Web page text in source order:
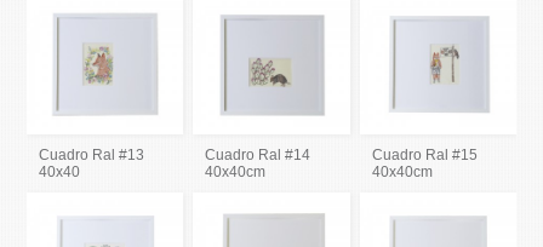
Cuadro Ral #13
40x40
Cuadro Ral #14
40x40cm
Cuadro Ral #15
40x40cm